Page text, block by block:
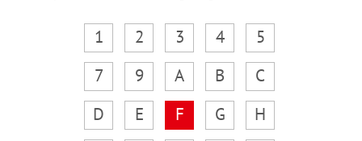
1 2 3 4
5
7
9 A B
C
D
E F G
H